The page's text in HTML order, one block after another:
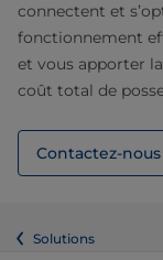
connectent et
fonctionnement
et vous apporter
coût total de
Contactez-nous
Solutions